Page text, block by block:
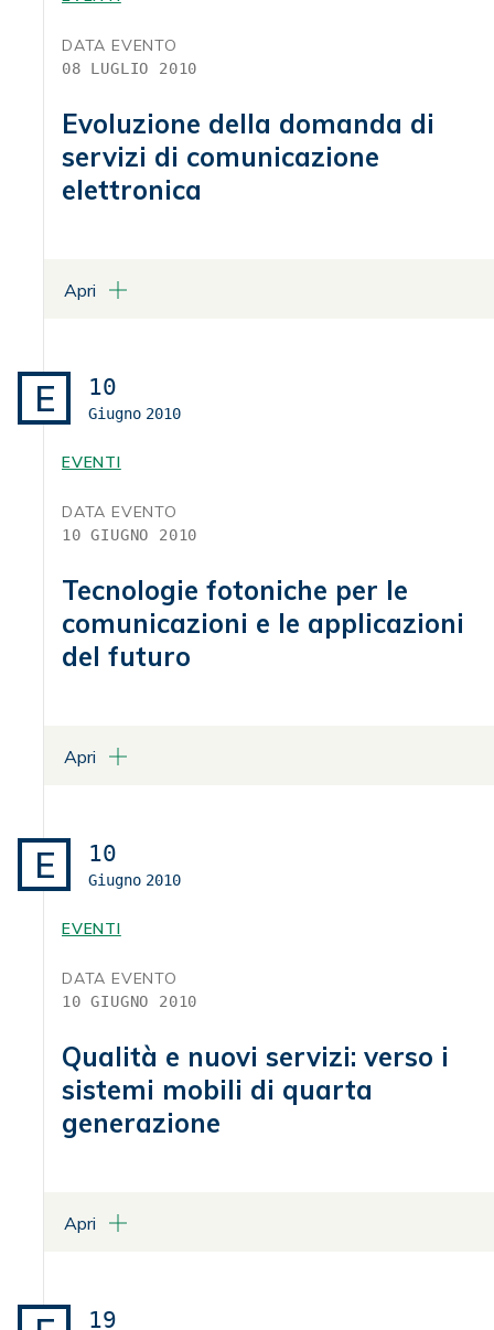
DATA EVENTO
08 LUGLIO 2010
Evoluzione della domanda di
servizi di comunicazione
elettronica
LUOGO
Via XXIV Maggio, 43 – Roma
ALLEGATI
Programma
Apri
E 10
Giugno 2010
EVENTI
DATA EVENTO
10 GIUGNO 2010
Tecnologie fotoniche per le
comunicazioni e le applicazioni
del futuro
LUOGO
Via XXIV Maggio, 43 - Roma
ALLEGATI
Programma
Apri
E 10
Giugno 2010
EVENTI
DATA EVENTO
10 GIUGNO 2010
Qualità e nuovi servizi: verso i
sistemi mobili di quarta
generazione
LUOGO
Pontecchio Marconi
Apri
19